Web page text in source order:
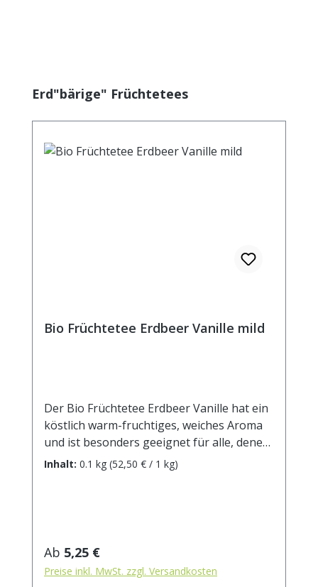
Produktgalerie überspringen
Erd"bärige" Früchtetees
Bio Früchtetee Erdbeer Vanille mild
Der Bio Früchtetee Erdbeer Vanille hat ein
köstlich warm-fruchtiges, weiches Aroma
und ist besonders geeignet für alle, denen
Früchtetees gerne zu sauer sind. Kostbare
Säuerungsmittel, Zitronensäure),
Weinbeeren*, Karottenstücke*, Rote
Beetestücke*, Hibiskusblüten*,
Inhalt: 0.1 kg (52,50 € / 1 kg)
Regulärer Preis:
Ab 5,25 €
Preise inkl. MwSt. zzgl. Versandkosten